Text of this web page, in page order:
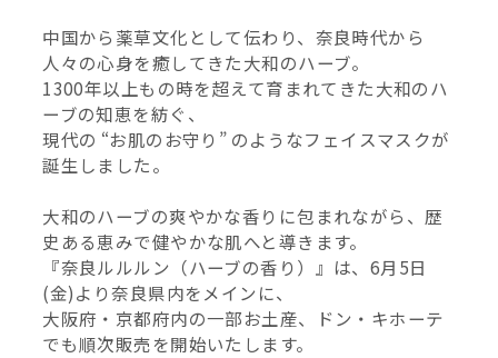
中国から薬草文化として伝わり、奈良時代から
人々の心身を癒してきた大和のハーブ。
1300年以上もの時を超えて育まれてきた大和のハ
ーブの知恵を紡ぐ、
現代の “お肌のお守り” のようなフェイスマスクが
誕生しました。
大和のハーブの爽やかな香りに包まれながら、歴
史ある恵みで健やかな肌へと導きます。
『奈良ルルルン（ハーブの香り）』は、6月5日
(金)より奈良県内をメインに、
大阪府・京都府内の一部お土産、ドン・キホーテ
でも順次販売を開始いたします。